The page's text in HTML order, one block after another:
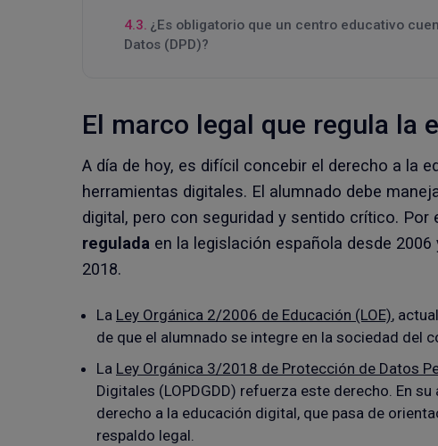
¿Es obligatorio que un centro educativo
Datos (DPD)?
El marco legal que regula la
A día de hoy, es difícil concebir el derecho a la
herramientas digitales. El alumnado debe
digital, pero con seguridad y sentido crítico. Por
regulada en la legislación española desde
2018.
La Ley Orgánica 2/2006 de Educación (LOE),
de que el alumnado se integre en la sociedad del
La Ley Orgánica 3/2018 de Protección de Datos
Digitales (LOPDGDD) refuerza este derecho. En
derecho a la educación digital, que pasa de
respaldo legal.